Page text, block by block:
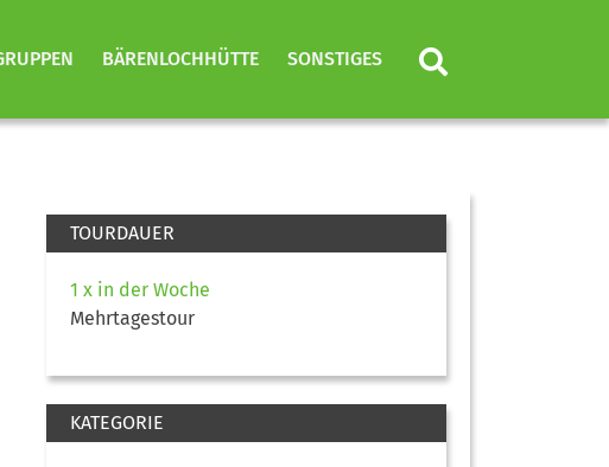
BÄRENLOCHHÜTTE SONSTIGES
TOURDAUER
1 x in der Woche
Mehrtagestour
KATEGORIE